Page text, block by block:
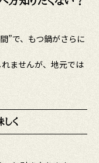
”で、もつ鍋がさらに
れませんが、地元では
く